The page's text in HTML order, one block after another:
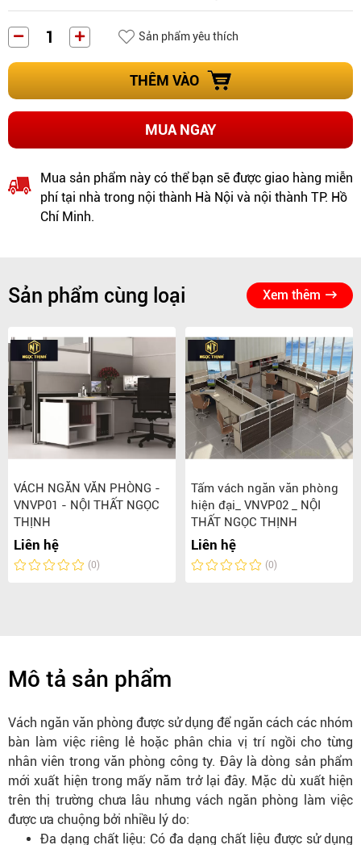
Sản phẩm yêu thích
THÊM VÀO
MUA NGAY
Mua sản phẩm này có thể bạn sẽ được giao hàng miễn
phí tại nhà trong nội thành Hà Nội và nội thành TP. Hồ
Chí Minh.
Sản phẩm cùng loại Xem thêm
VÁCH NGĂN VĂN PHÒNG -
VNVP01 - NỘI THẤT NGỌC
THỊNH
Liên hệ
(0)
Tấm vách ngăn văn phòng
hiện đại_ VNVP02 _ NỘI
THẤT NGỌC THỊNH
Liên hệ
(0)
Mô tả sản phẩm
Vách ngăn văn phòng được sử dụng để ngăn cách các nhóm
bàn làm việc riêng lẻ hoặc phân chia vị trí ngồi cho từng
nhân viên trong văn phòng công ty. Đây là dòng sản phẩm
mới xuất hiện trong mấy năm trở lại đây. Mặc dù xuất hiện
trên thị trường chưa lâu nhưng vách ngăn phòng làm việc
được ưa chuộng bởi nhiều lý do:
Đa dạng chất liệu: Có đa dạng chất liệu được sử dụng